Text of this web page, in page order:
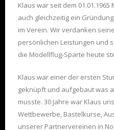
Klaus war seit dem
auch gleichzeitig ein
im Verein. Wir verdanken
persönlichen Leistungen und
die Modellflug-Sparte heute
Klaus war einer der ersten
geknüpft und aufgebaut was
musste. 30 Jahre war Klaus
Wettbewerbe, Bastelkurse,
unserer Partnervereinen in